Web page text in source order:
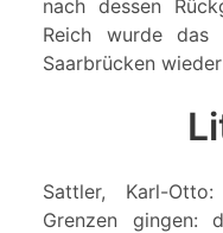
nach dessen
Reich wurde das
Saarbrücken
Sattler, Karl-
Grenzen gingen: